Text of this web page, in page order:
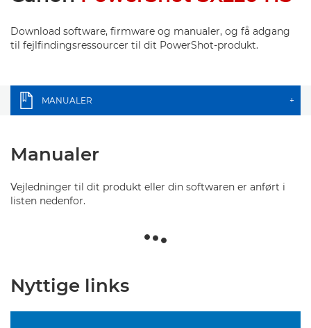
Download software, firmware og manualer, og få adgang
til fejlfindingsressourcer til dit PowerShot-produkt.
MANUALER +
Manualer
Vejledninger til dit produkt eller din softwaren er anført i
listen nedenfor.
Nyttige links